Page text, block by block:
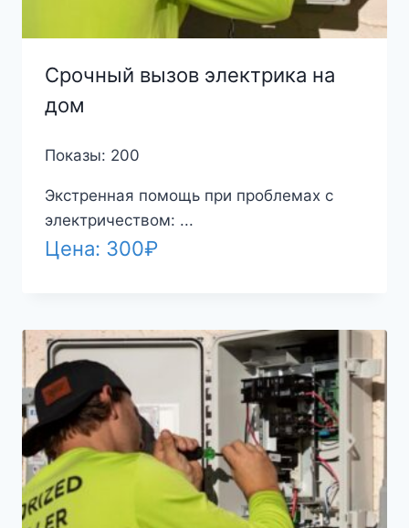
Срочный вызов электрика на
дом
Показы: 200
Экстренная помощь при проблемах с
электричеством: ...
Цена: 300₽